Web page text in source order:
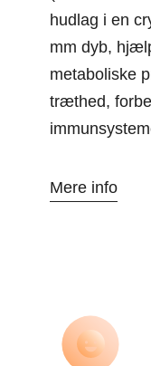
hudlag i en
mm dyb,
metaboliske
træthed,
Mere info